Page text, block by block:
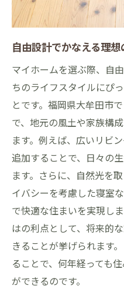
周辺施設を活か
次世代を見据え
地域に根ざしたら
まい
地域密着型のサ
地元工務店の強
安心のアフター
地元の素材を活
地域の風景に溶
地域コミュニテ
自由設計で実現す
家族構成に応じ
子育て世代に優
自由設計でかなえる理想
マイホームを選ぶ際、自
ちのライフスタイルにぴ
とです。福岡県大牟田市
で、地元の風土や家族構
ます。例えば、広いリビ
追加することで、日々の
ます。さらに、自然光を
イバシーを考慮した寝室
で快適な住まいを実現し
はの利点として、将来的
きることが挙げられます
ることで、何年経っても
ができるのです。